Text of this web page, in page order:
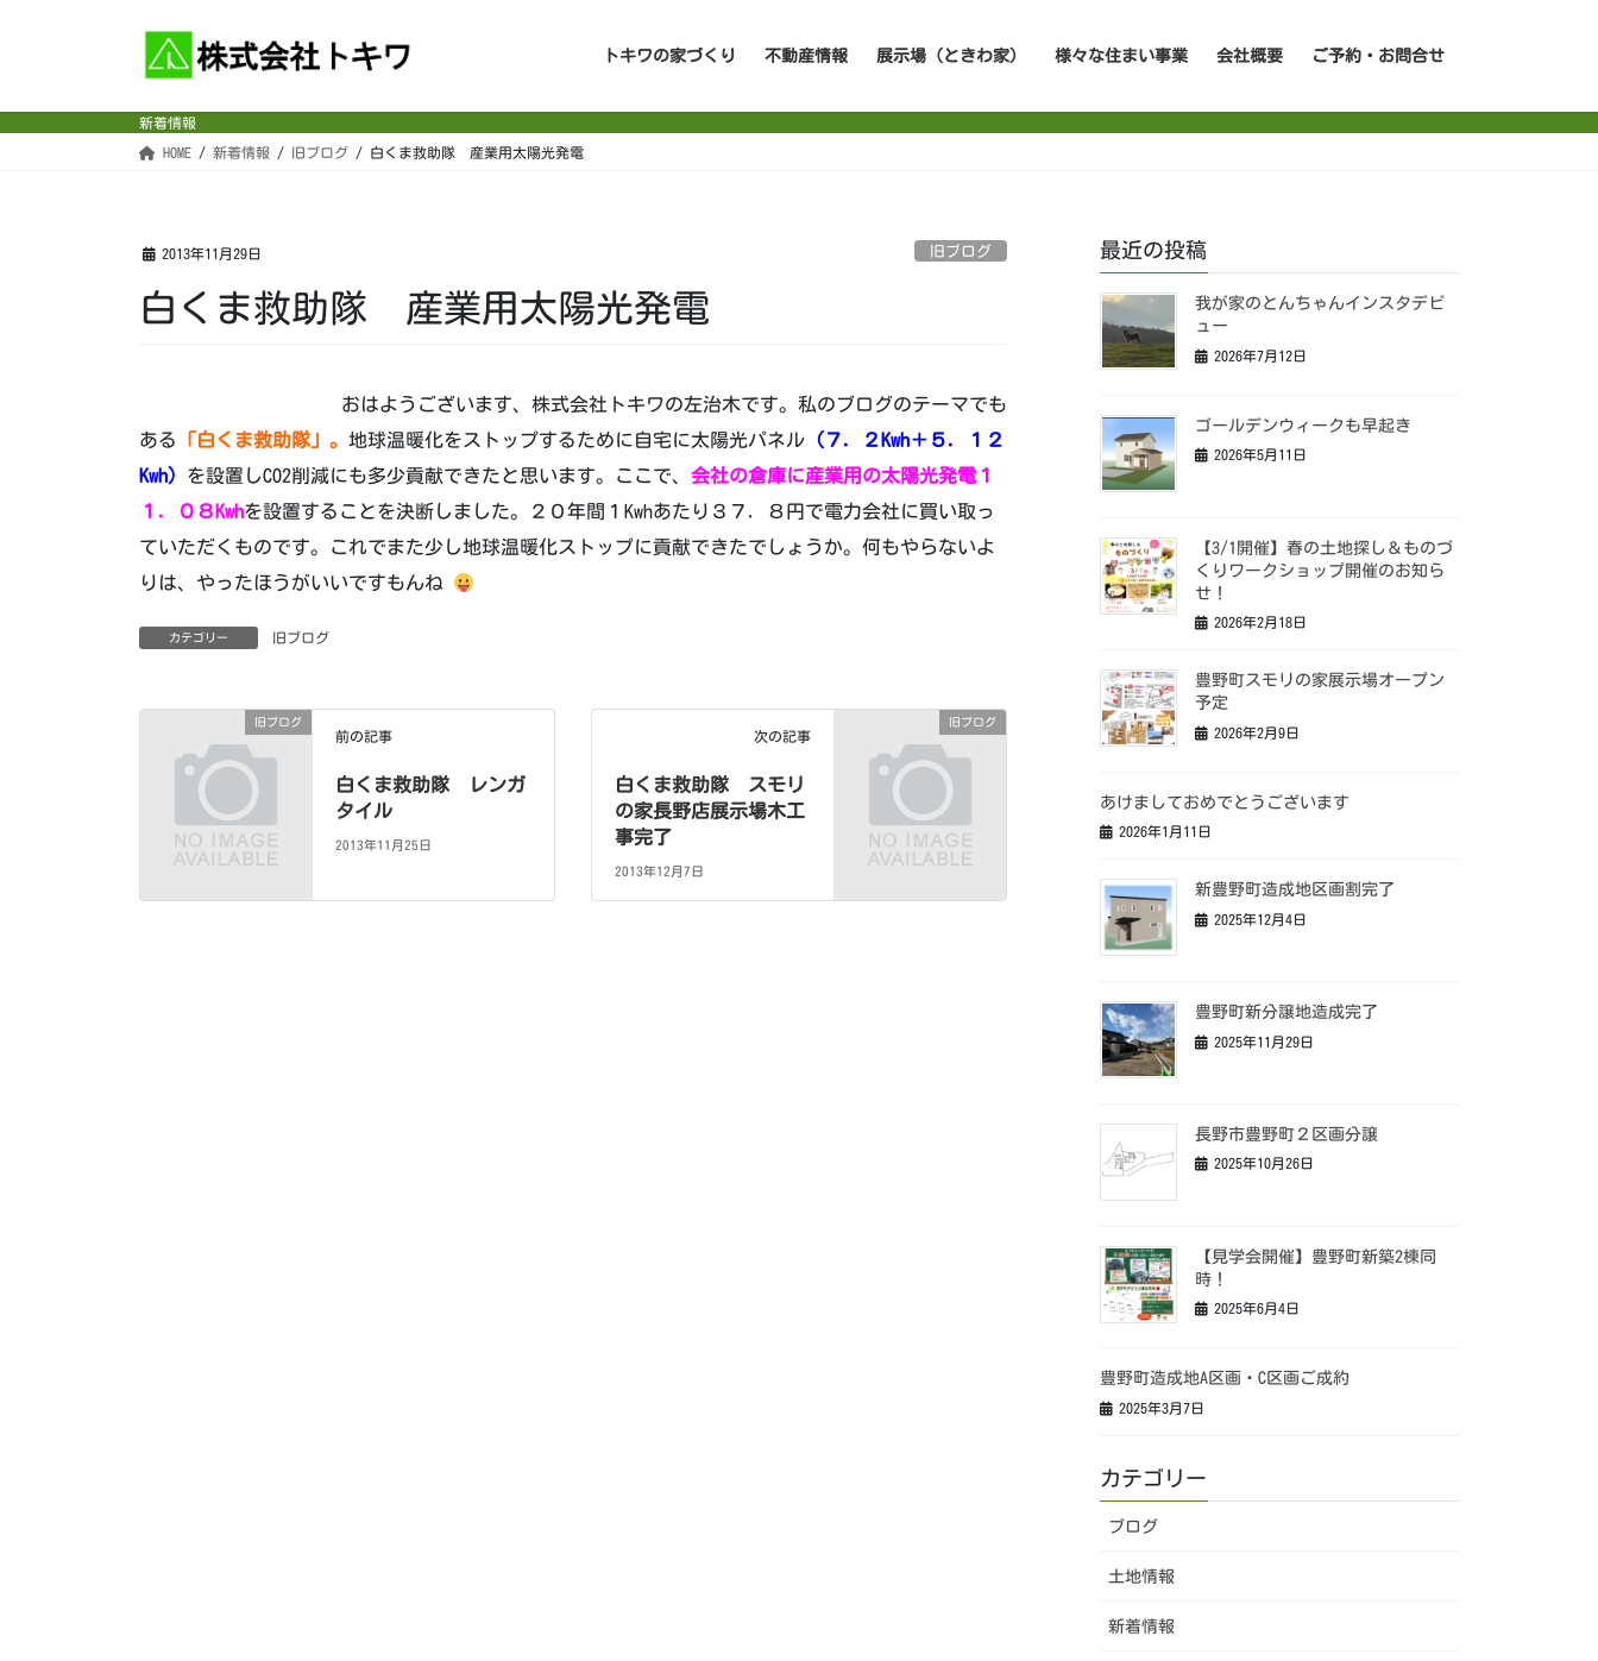
トキワの家づくり 不動産情報 展示場（ときわ家） 様々な住まい事業 会社概要 ご予約・お問合せ
新着情報
HOME 新着情報 旧ブログ 白くま救助隊 産業用太陽光発電
2013年11月29日 旧ブログ
白くま救助隊 産業用太陽光発電
おはようございます、株式会社トキワの左治木です。私のブログのテーマでも
ある
「白くま救助隊」。 地球温暖化をストップするために自宅に太陽光パネル （７．２Kwh＋５．１２
Kwh） を設置しCO2削減にも多少貢献できたと思います。ここで、 会社の倉庫に産業用の太陽光発電１
１．０８Kwhを設置することを決断しました。２０年間１Kwhあたり３７．８円で電力会社に買い取っ
ていただくものです。これでまた少し地球温暖化ストップに貢献できたでしょうか。何もやらないよ
りは、やったほうがいいですもんね
カテゴリー 旧ブログ
旧ブログ
前の記事
白くま救助隊 レンガ
タイル
2013年11月25日
旧ブログ
次の記事
白くま救助隊 スモリ
の家長野店展示場木工
事完了
2013年12月7日
最近の投稿
我が家のとんちゃんインスタデビ
ュー
2026年7月12日
ゴールデンウィークも早起き
2026年5月11日
【3/1開催】春の土地探し＆ものづ
くりワークショップ開催のお知ら
せ！
2026年2月18日
豊野町スモリの家展示場オープン
予定
2026年2月9日
あけましておめでとうございます
2026年1月11日
新豊野町造成地区画割完了
2025年12月4日
豊野町新分譲地造成完了
2025年11月29日
長野市豊野町２区画分譲
2025年10月26日
【見学会開催】豊野町新築2棟同
時！
2025年6月4日
豊野町造成地A区画・C区画ご成約
2025年3月7日
カテゴリー
ブログ
土地情報
新着情報